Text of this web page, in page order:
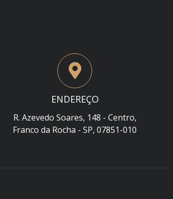
ENDEREÇO
R. Azevedo Soares, 148 - Centro,
Franco da Rocha - SP, 07851-010